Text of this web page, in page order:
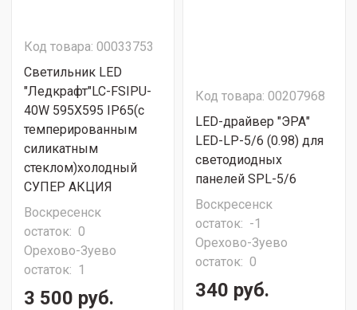
Код товара: 00033753
Cветильник LED
"Ледкрафт"LC-FSIPU-
40W 595X595 IP65(с
темперированным
силикатным
стеклом)холодный
СУПЕР АКЦИЯ
Воскресенск
остаток: 0
Орехово-Зуево
остаток: 1
3 500 руб.
Код товара: 00207968
LED-драйвер "ЭРА"
LED-LP-5/6 (0.98) для
светодиодных
панелей SPL-5/6
Воскресенск
остаток: -1
Орехово-Зуево
остаток: 0
340 руб.